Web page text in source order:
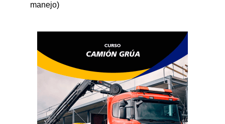
manejo)